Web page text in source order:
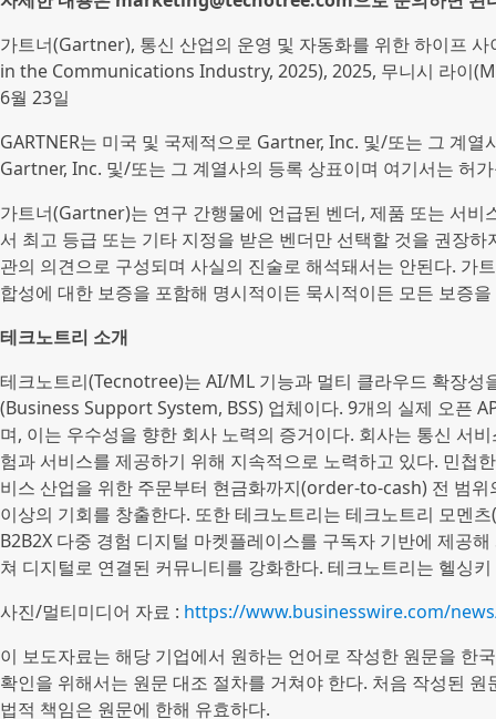
가트너(Gartner), 통신 산업의 운영 및 자동화를 위한 하이프
in the Communications Industry, 2025), 2025, 무니시 라이
6월 23일
GARTNER는 미국 및 국제적으로 Gartner, Inc. 및/또는 그 계열
Gartner, Inc. 및/또는 그 계열사의 등록 상표이며 여기서는 허
가트너(Gartner)는 연구 간행물에 언급된 벤더, 제품 또는 서
서 최고 등급 또는 기타 지정을 받은 벤더만 선택할 것을 권장
관의 의견으로 구성되며 사실의 진술로 해석돼서는 안된다. 가
합성에 대한 보증을 포함해 명시적이든 묵시적이든 모든 보증
테크노트리 소개
테크노트리(Tecnotree)는 AI/ML 기능과 멀티 클라우드 확장성
(Business Support System, BSS) 업체이다. 9개의 실제 오픈
며, 이는 우수성을 향한 회사 노력의 증거이다. 회사는 통신 서
험과 서비스를 제공하기 위해 지속적으로 노력하고 있다. 민첩
비스 산업을 위한 주문부터 현금화까지(order-to-cash) 전 범
이상의 기회를 창출한다. 또한 테크노트리는 테크노트리 모멘
B2B2X 다중 경험 디지털 마켓플레이스를 구독자 기반에 제공
쳐 디지털로 연결된 커뮤니티를 강화한다. 테크노트리는 헬싱
사진/멀티미디어 자료 : https://www.businesswire.com/
이 보도자료는 해당 기업에서 원하는 언어로 작성한 원문을 한
확인을 위해서는 원문 대조 절차를 거쳐야 한다. 처음 작성된
법적 책임은 원문에 한해 유효하다.